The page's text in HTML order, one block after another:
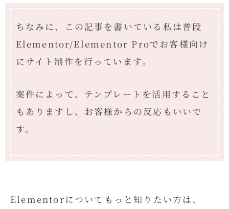
ちなみに、この記事を書いている私は普段
Elementor/Elementor Proでお客様向け
にサイト制作を行っています。
案件によって、テンプレートを活用すること
もありますし、お客様からの反応もいいで
す。
Elementorについてもっと知りたい方は、